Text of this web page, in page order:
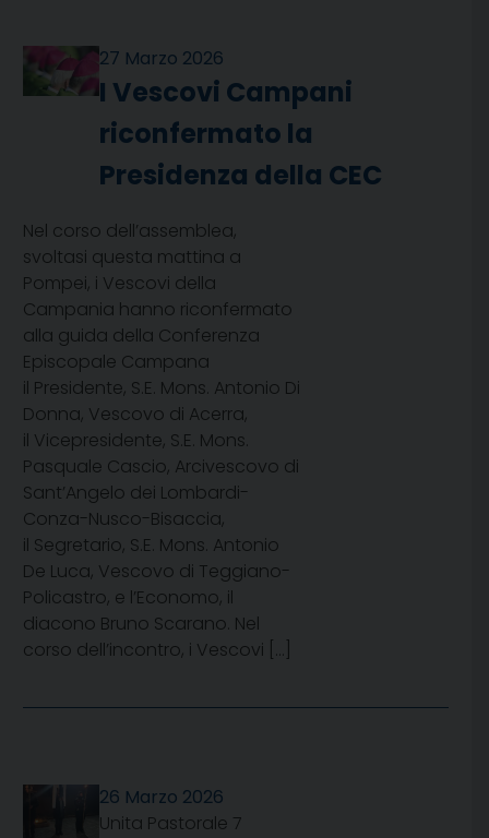
27 Marzo 2026
I Vescovi Campani
riconfermato la
Presidenza della CEC
Nel corso dell’assemblea,
svoltasi questa mattina a
Pompei, i Vescovi della
Campania hanno riconfermato
alla guida della Conferenza
Episcopale Campana
il Presidente, S.E. Mons. Antonio Di
Donna, Vescovo di Acerra,
il Vicepresidente, S.E. Mons.
Pasquale Cascio, Arcivescovo di
Sant’Angelo dei Lombardi-
Conza-Nusco-Bisaccia,
il Segretario, S.E. Mons. Antonio
De Luca, Vescovo di Teggiano-
Policastro, e l’Economo, il
diacono Bruno Scarano. Nel
corso dell’incontro, i Vescovi […]
26 Marzo 2026
Unita Pastorale 7